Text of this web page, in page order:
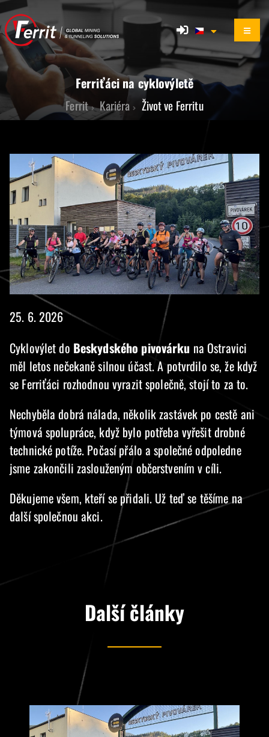
Ferriťáci na cyklovýletě
Ferrit Kariéra Život ve Ferritu
25. 6. 2026
Cyklovýlet do Beskydského pivovárku na Ostravici
měl letos nečekaně silnou účast. A potvrdilo se, že když
se Ferriťáci rozhodnou vyrazit společně, stojí to za to.
Nechyběla dobrá nálada, několik zastávek po cestě ani
týmová spolupráce, když bylo potřeba vyřešit drobné
technické potíže. Počasí přálo a společné odpoledne
jsme zakončili zaslouženým občerstvením v cíli.
Děkujeme všem, kteří se přidali. Už teď se těšíme na
další společnou akci.
Další články